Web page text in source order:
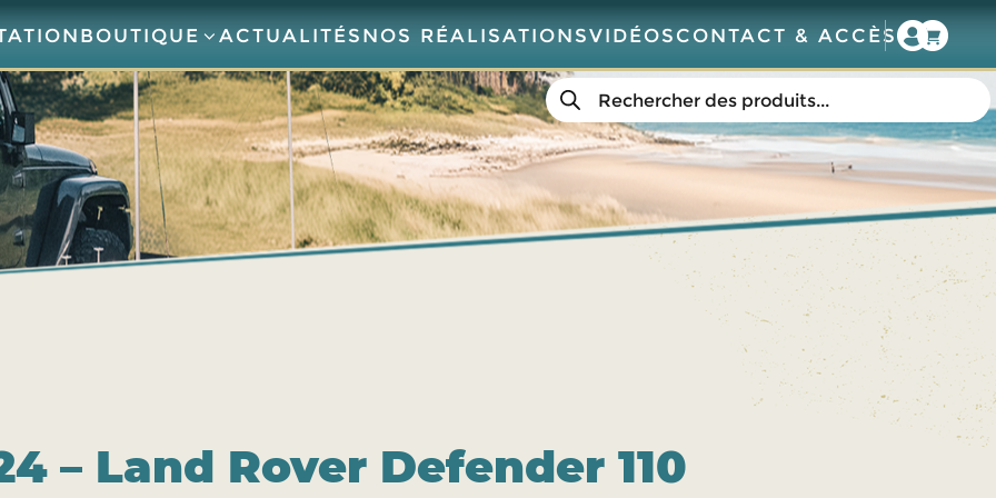
Recherche
de
produits
BOUTIQUE ACTUALITÉS NOS RÉALISATIONSVIDÉOS CONTACT & ACCÈS
– Land Rover Defender 110